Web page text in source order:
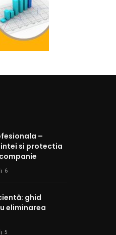
–
si protectia
6
ghid
eliminarea
5